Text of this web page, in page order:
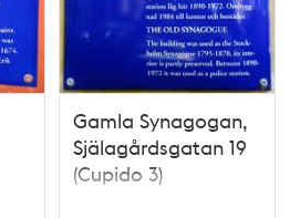
Gamla Synagogan,
Själagårdsgatan 19
(Cupido 3)